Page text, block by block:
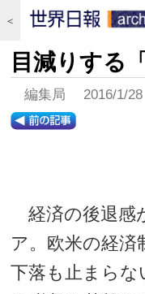
＜
目減りする
編集局 2016/1/
経済の後退感
ア。欧米の経済
下落も止まらな